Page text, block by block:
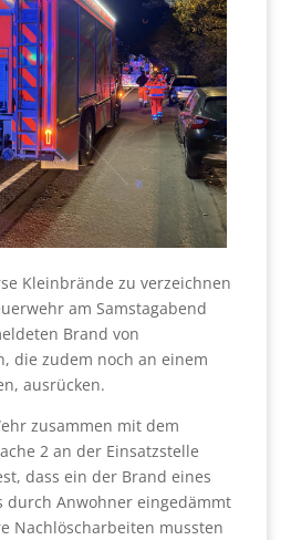
Kleinbrände zu verzeichnen
am Samstagabend
Brand von
die zudem noch an einem
ausrücken.
zusammen mit dem
2 an der Einsatzstelle
dass ein der Brand eines
Anwohner eingedämmt
Nachlöscharbeiten mussten